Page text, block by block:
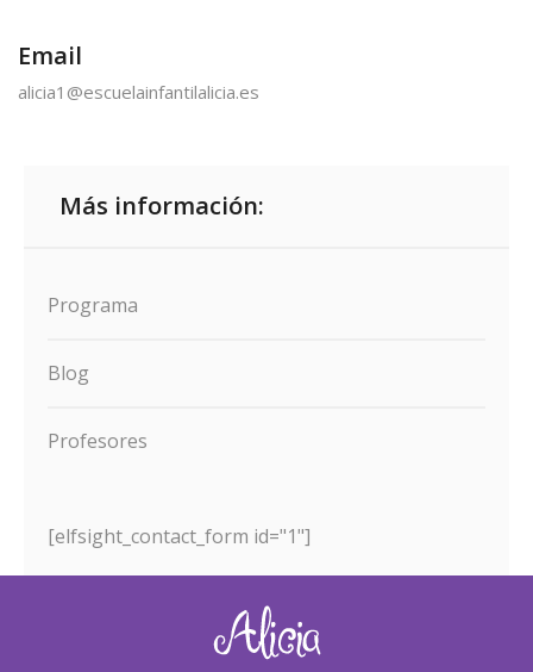
Email
alicia1@escuelainfantilalicia.es
Más información:
Programa
Blog
Profesores
[elfsight_contact_form id="1"]